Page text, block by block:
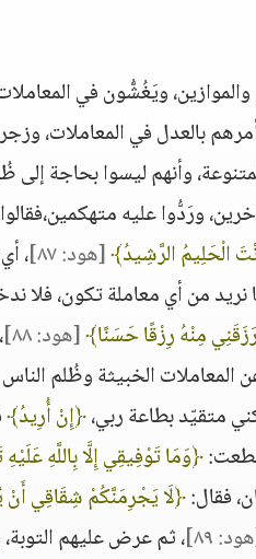
ويَغُشُّون في
بالعدل في المعاملات،
وأنهم ليسوا بحاجة إلى
ورَدُّوا عليه
الْحَلِيمُ الرَّشِيدُ﴾[هود: ٨٧]
،
نريد من أي معاملة تكون، فلا
مِنْهُ رِزْقًا حَسَنًا﴾[هود: ٨٨]
المعاملات الخبيثة وظُلم الناس
متقيّد بطاعة ربي،﴿إِنْ أُرِيدُ﴾
﴿وَمَا تَوْفِيقِي إِلَّا بِاللَّهِ
فقال:﴿لَا يَجْرِمَنَّكُمْ شِقَاقِي
٨٩]
، ثم عرض عليهم